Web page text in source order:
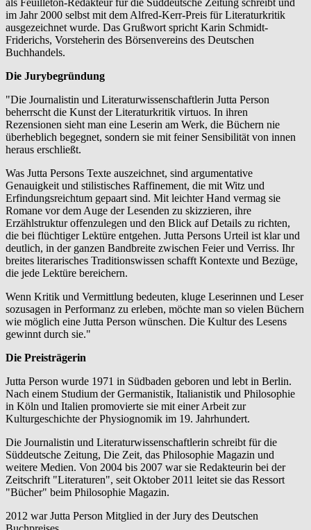
im Jahr 2000 selbst mit dem Alfred-Kerr-Preis für Literaturkritik
ausgezeichnet wurde. Das Grußwort spricht Karin Schmidt-
Friderichs, Vorsteherin des Börsenvereins des Deutschen
Buchhandels.
Die Jurybegründung
"Die Journalistin und Literaturwissenschaftlerin Jutta Person
beherrscht die Kunst der Literaturkritik virtuos. In ihren
Rezensionen sieht man eine Leserin am Werk, die Büchern nie
überheblich begegnet, sondern sie mit feiner Sensibilität von innen
heraus erschließt.
Was Jutta Persons Texte auszeichnet, sind argumentative
Genauigkeit und stilistisches Raffinement, die mit Witz und
Erfindungsreichtum gepaart sind. Mit leichter Hand vermag sie
Romane vor dem Auge der Lesenden zu skizzieren, ihre
Erzählstruktur offenzulegen und den Blick auf Details zu richten,
die bei flüchtiger Lektüre entgehen. Jutta Persons Urteil ist klar und
deutlich, in der ganzen Bandbreite zwischen Feier und Verriss. Ihr
breites literarisches Traditionswissen schafft Kontexte und Bezüge,
die jede Lektüre bereichern.
Wenn Kritik und Vermittlung bedeuten, kluge Leserinnen und Leser
sozusagen in Performanz zu erleben, möchte man so vielen Büchern
wie möglich eine Jutta Person wünschen. Die Kultur des Lesens
gewinnt durch sie."
Die Preisträgerin
Jutta Person wurde 1971 in Südbaden geboren und lebt in Berlin.
Nach einem Studium der Germanistik, Italianistik und Philosophie
in Köln und Italien promovierte sie mit einer Arbeit zur
Kulturgeschichte der Physiognomik im 19. Jahrhundert.
Die Journalistin und Literaturwissenschaftlerin schreibt für die
Süddeutsche Zeitung, Die Zeit, das Philosophie Magazin und
weitere Medien. Von 2004 bis 2007 war sie Redakteurin bei der
Zeitschrift "Literaturen", seit Oktober 2011 leitet sie das Ressort
"Bücher" beim Philosophie Magazin.
2012 war Jutta Person Mitglied in der Jury des Deutschen